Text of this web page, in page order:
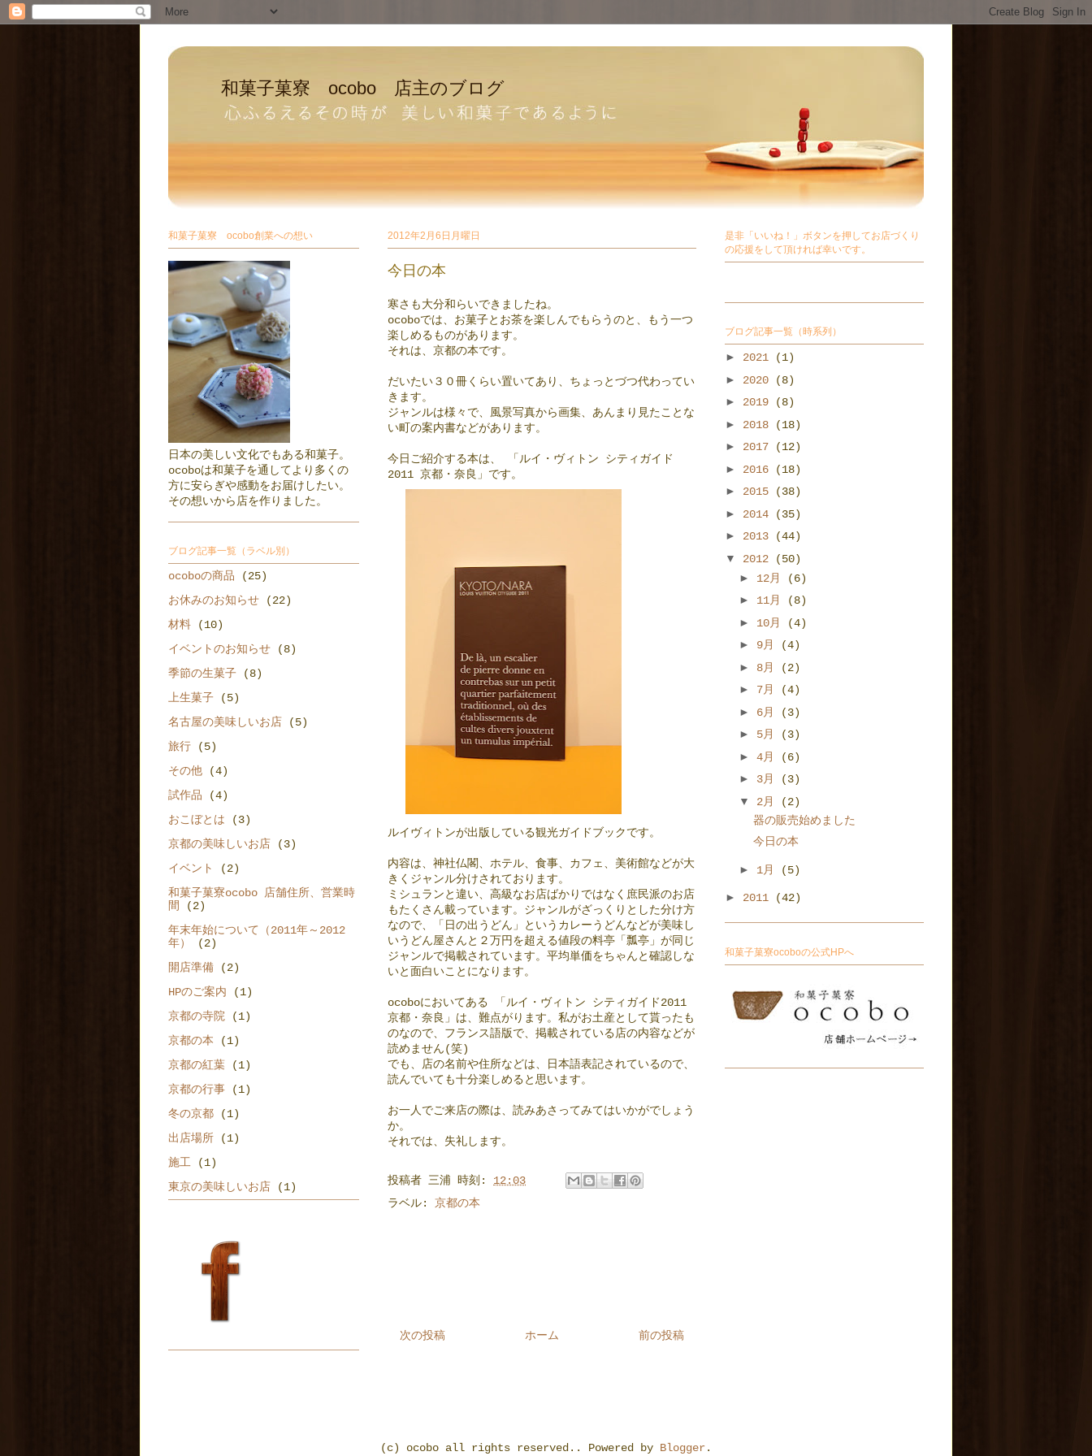
和菓子菓寮 ocobo 店主のブログ
2012年2月6日月曜日
今日の本
寒さも大分和らいできましたね。
ocoboでは、お菓子とお茶を楽しんでもらうのと、もう一つ
楽しめるものがあります。
それは、京都の本です。
だいたい３０冊くらい置いてあり、ちょっとづつ代わってい
きます。
ジャンルは様々で、風景写真から画集、あんまり見たことな
い町の案内書などがあります。
今日ご紹介する本は、 「ルイ・ヴィトン シティガイド
2011 京都・奈良」です。
ルイヴィトンが出版している観光ガイドブックです。
内容は、神社仏閣、ホテル、食事、カフェ、美術館などが大
きくジャンル分けされております。
ミシュランと違い、高級なお店ばかりではなく庶民派のお店
もたくさん載っています。ジャンルがざっくりとした分け方
なので、「日の出うどん」というカレーうどんなどが美味し
いうどん屋さんと２万円を超える値段の料亭「瓢亭」が同じ
ジャンルで掲載されています。平均単価をちゃんと確認しな
いと面白いことになります。
ocoboにおいてある 「ルイ・ヴィトン シティガイド2011
京都・奈良」は、難点がります。私がお土産として貰ったも
のなので、フランス語版で、掲載されている店の内容などが
読めません(笑)
でも、店の名前や住所などは、日本語表記されているので、
読んでいても十分楽しめると思います。
お一人でご来店の際は、読みあさってみてはいかがでしょう
か。
それでは、失礼します。
投稿者 三浦 時刻: 12:03
ラベル: 京都の本
次の投稿 前の投稿
ホーム
和菓子菓寮 ocobo創業への想い
日本の美しい文化でもある和菓子。
ocoboは和菓子を通してより多くの
方に安らぎや感動をお届けしたい。
その想いから店を作りました。
ブログ記事一覧（ラベル別）
ocoboの商品
(25)
お休みのお知らせ
(22)
材料
(10)
イベントのお知らせ
(8)
季節の生菓子
(8)
上生菓子
(5)
名古屋の美味しいお店
(5)
旅行
(5)
その他
(4)
試作品
(4)
おこぼとは
(3)
京都の美味しいお店
(3)
イベント
(2)
和菓子菓寮ocobo 店舗住所、営業時
間
(2)
年末年始について（2011年～2012
年）
(2)
開店準備
(2)
HPのご案内
(1)
京都の寺院
(1)
京都の本
(1)
京都の紅葉
(1)
京都の行事
(1)
冬の京都
(1)
出店場所
(1)
施工
(1)
東京の美味しいお店
(1)
是非「いいね！」ボタンを押してお店づくり
の応援をして頂ければ幸いです。
ブログ記事一覧（時系列）
► 2021
(1)
► 2020
(8)
► 2019
(8)
► 2018
(18)
► 2017
(12)
► 2016
(18)
► 2015
(38)
► 2014
(35)
► 2013
(44)
▼ 2012
(50)
► 12月
(6)
► 11月
(8)
► 10月
(4)
► 9月
(4)
► 8月
(2)
► 7月
(4)
► 6月
(3)
► 5月
(3)
► 4月
(6)
► 3月
(3)
▼ 2月
(2)
器の販売始めました
今日の本
► 1月 (5)
► 2011 (42)
和菓子菓寮ocoboの公式HPへ
(c) ocobo all rights reserved.. Powered by Blogger.